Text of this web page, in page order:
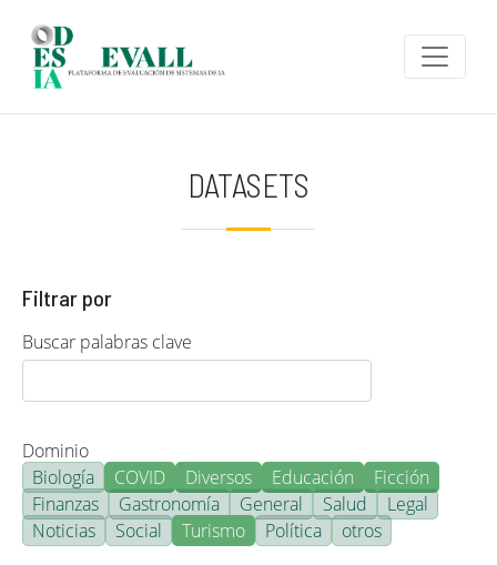
DATASETS
Filtrar por
Buscar palabras clave
Dominio
Biología
COVID Diversos Educación
Ficción
Finanzas
Gastronomía General Salud
Legal
Noticias
Social Turismo Política otros